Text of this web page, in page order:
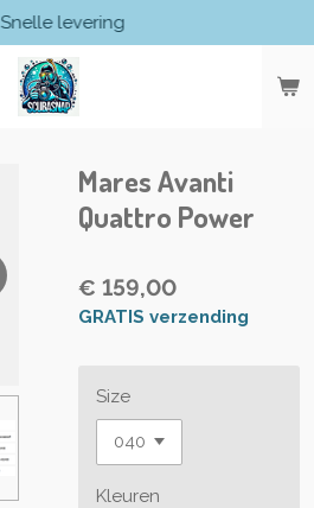
Snelle levering
Mares Avanti
Quattro Power
€ 159,00
GRATIS verzending
Size
Kleuren